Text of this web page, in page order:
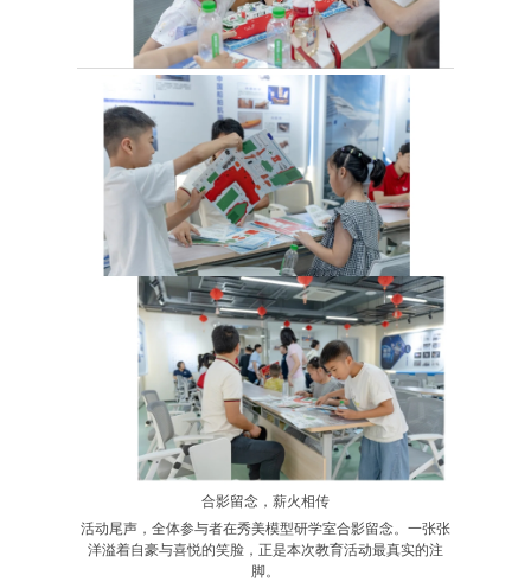
合影留念，薪火相传
活动尾声，全体参与者在秀美模型研学室合影留念。一张张
洋溢着自豪与喜悦的笑脸，正是本次教育活动最真实的注
脚。